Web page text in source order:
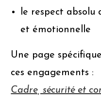
le respect absolu
et émotionnelle
Une page
ces engagements :
Cadre, sécurité et